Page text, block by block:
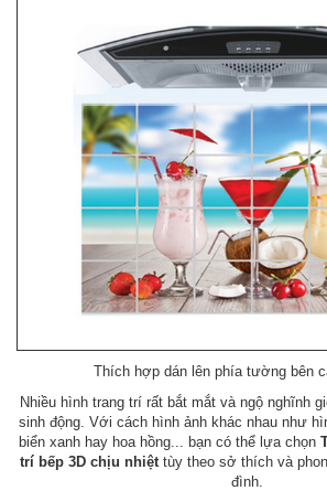
Thích hợp dán lên phía tường bên
Nhiều hình trang trí rất bắt mắt và ngộ nghĩnh
sinh động. Với cách hình ảnh khác nhau như
biển xanh hay hoa hồng... bạn có thể lựa chọn
trí bếp 3D chịu nhiệt tùy theo sở thích và
đình.